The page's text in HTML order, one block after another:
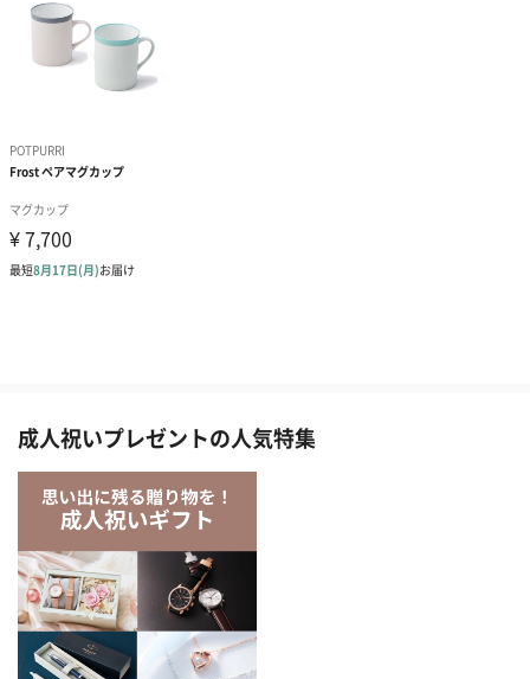
成人祝いプレゼントの人気特集